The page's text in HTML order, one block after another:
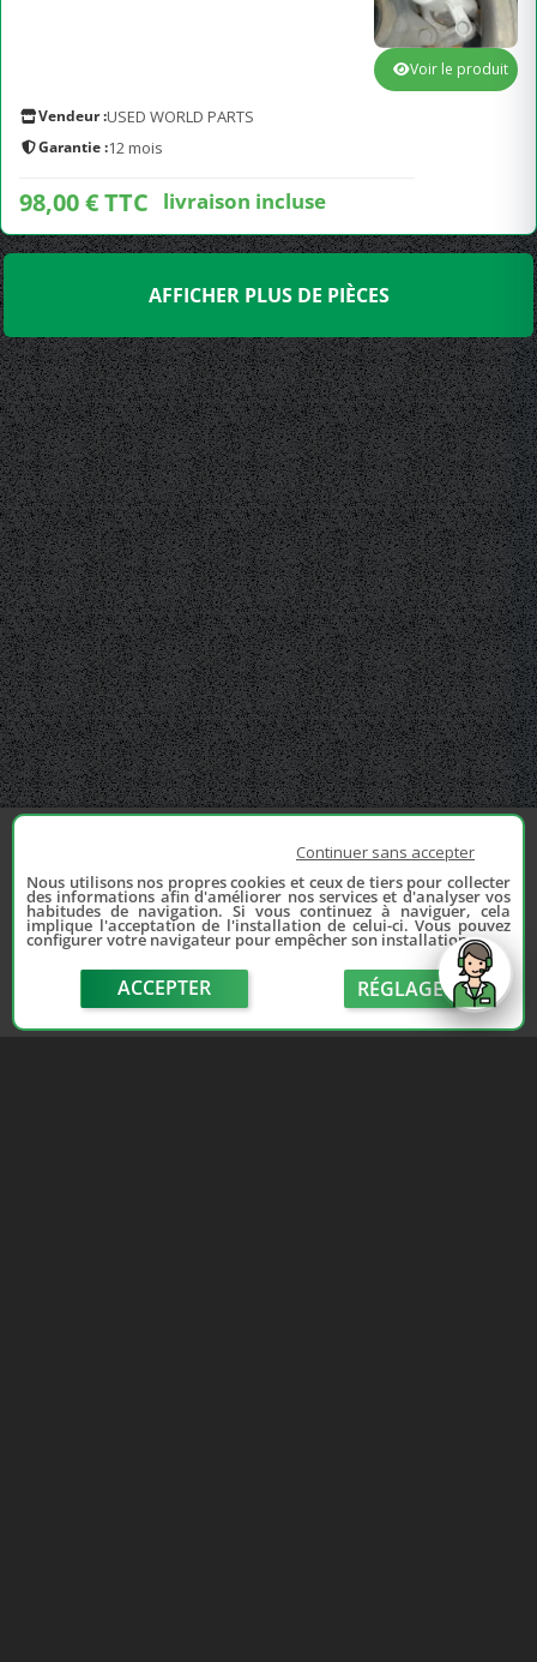
Vendeur :USED WORLD PARTS
Garantie :12 mois
98,00 € TTC livraison incluse
Voir le produit
AFFICHER PLUS DE PIÈCES
Continuer sans accepter
Nous utilisons nos propres cookies et ceux de tiers pour collecter
des informations afin d'améliorer nos services et d'analyser vos
habitudes de navigation. Si vous continuez à naviguer, cela
implique l'acceptation de l'installation de celui-ci. Vous pouvez
configurer votre navigateur pour empêcher son installation.
ACCEPTER RÉGLAGE